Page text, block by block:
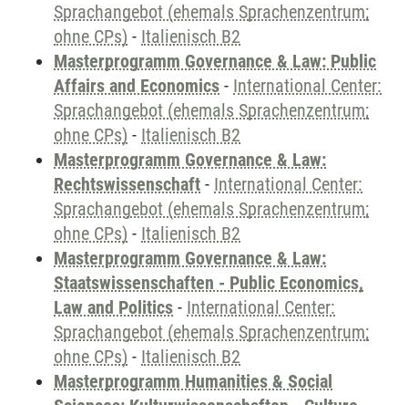
Sprachangebot (ehemals Sprachenzentrum;
ohne CPs) - Italienisch B2
Masterprogramm Governance & Law: Public
Affairs and Economics - International Center:
Sprachangebot (ehemals Sprachenzentrum;
ohne CPs) - Italienisch B2
Masterprogramm Governance & Law:
Rechtswissenschaft - International Center:
Sprachangebot (ehemals Sprachenzentrum;
ohne CPs) - Italienisch B2
Masterprogramm Governance & Law:
Staatswissenschaften - Public Economics,
Law and Politics - International Center:
Sprachangebot (ehemals Sprachenzentrum;
ohne CPs) - Italienisch B2
Masterprogramm Humanities & Social